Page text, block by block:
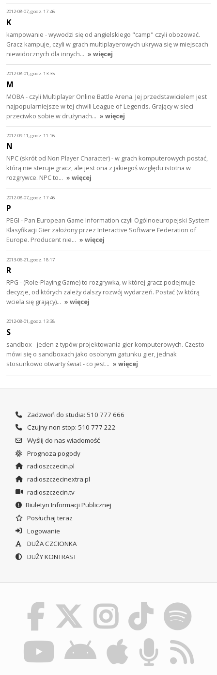
2012-08-07, godz. 17:46
K
kampowanie - wywodzi się od angielskiego "camp" czyli obozować.
Gracz kampuje, czyli w grach multiplayerowych ukrywa się w miejscach
niewidocznych dla innych… » więcej
2012-08-01, godz. 13:35
M
MOBA - czyli Multiplayer Online Battle Arena. Jej przedstawicielem jest
najpopularniejsze w tej chwili League of Legends. Grający w sieci
przeciwko sobie w drużynach… » więcej
2012-09-11, godz. 11:16
N
NPC (skrót od Non Player Character) - w grach komputerowych postać,
którą nie steruje gracz, ale jest ona z jakiegoś względu istotna w
rozgrywce. NPC to… » więcej
2012-08-07, godz. 17:46
P
PEGI - Pan European Game Information czyli Ogólnoeuropejski System
Klasyfikacji Gier założony przez Interactive Software Federation of
Europe. Producent nie… » więcej
2013-06-21, godz. 18:17
R
RPG - (Role-Playing Game) to rozgrywka, w której gracz podejmuje
decyzje, od których zależy dalszy rozwój wydarzeń. Postać (w którą
wciela się grający)… » więcej
2012-08-01, godz. 13:38
S
sandbox - jeden z typów projektowania gier komputerowych. Często
mówi się o sandboxach jako osobnym gatunku gier, jednak
stosunkowo otwarty świat - co jest… » więcej
Zadzwoń do studia: 510 777 666
Czujny non stop: 510 777 222
Wyślij do nas wiadomość
Prognoza pogody
radioszczecin.pl
radioszczecinextra.pl
radioszczecin.tv
Biuletyn Informacji Publicznej
Posłuchaj teraz
Logowanie
DUŻA CZCIONKA
DUŻY KONTRAST